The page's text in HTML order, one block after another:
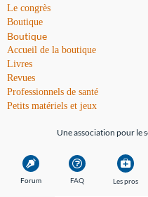
Le congrès
Boutique
Boutique
Accueil de la boutique
Livres
Revues
Professionnels de santé
Petits matériels et jeux
Une association pour le
Forum FAQ Les pros